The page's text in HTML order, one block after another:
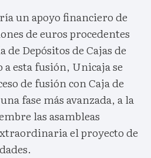
un apoyo financiero de
de euros procedentes
Depósitos de Cajas de
esta fusión, Unicaja se
de fusión con Caja de
fase más avanzada, a la
las asambleas
el proyecto de